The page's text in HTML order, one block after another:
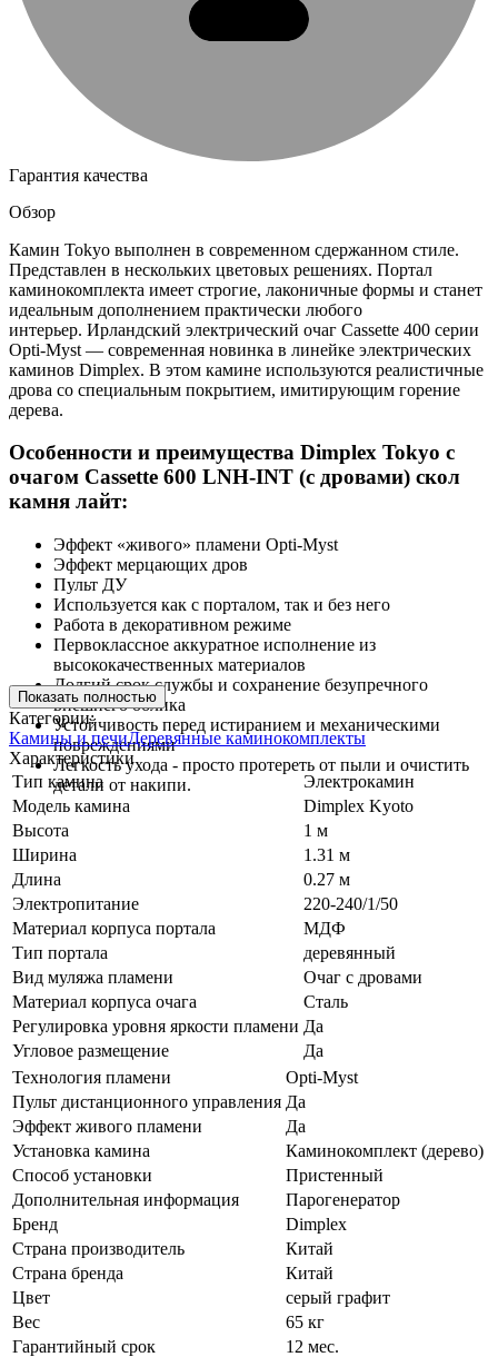
Гарантия качества
Обзор
Камин Tokyo выполнен в современном сдержанном стиле.
Представлен в нескольких цветовых решениях. Портал
каминокомплекта имеет строгие, лаконичные формы и станет
идеальным дополнением практически любого
интерьер. Ирландский электрический очаг Cassette 400 серии
Opti-Myst — современная новинка в линейке электрических
каминов Dimplex. В этом камине используются реалистичные
дрова со специальным покрытием, имитирующим горение
дерева.
Особенности и преимущества Dimplex Tokyo с
очагом Cassette 600 LNH-INT (с дровами) скол
камня лайт:
Эффект «живого» пламени Opti-Myst
Эффект мерцающих дров
Пульт ДУ
Используется как с порталом, так и без него
Работа в декоративном режиме
Первоклассное аккуратное исполнение из
высококачественных материалов
Долгий срок службы и сохранение безупречного
внешнего облика
Устойчивость перед истиранием и механическими
повреждениями
Легкость ухода - просто протереть от пыли и очистить
детали от накипи.
Показать полностью
Категории:
Камины и печиДеревянные каминокомплекты
Характеристики
Тип камина
Электрокамин
Модель камина
Dimplex Kyoto
Высота
1 м
Ширина
1.31 м
Длина
0.27 м
Электропитание
220-240/1/50
Материал корпуса портала
МДФ
Тип портала
деревянный
Вид муляжа пламени
Очаг с дровами
Материал корпуса очага
Сталь
Регулировка уровня яркости пламени Да
Угловое размещение
Да
Технология пламени
Opti-Myst
Пульт дистанционного управления Да
Эффект живого пламени
Да
Установка камина
Каминокомплект (дерево)
Способ установки
Пристенный
Дополнительная информация
Парогенератор
Бренд
Dimplex
Страна производитель
Китай
Страна бренда
Китай
Цвет
серый графит
Вес
65 кг
Гарантийный срок
12 мес.